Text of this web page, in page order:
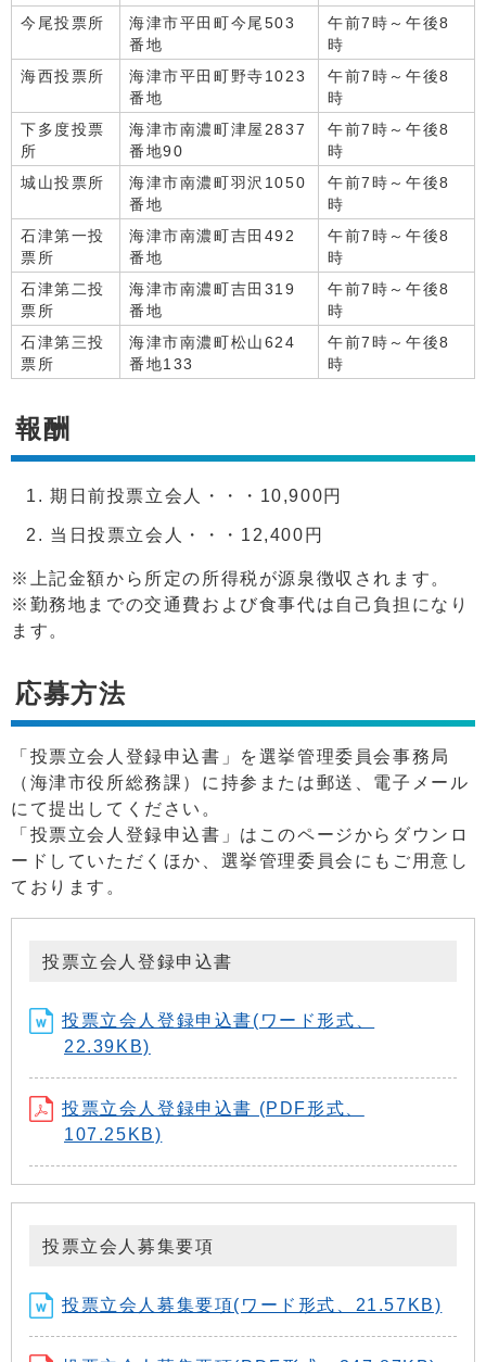
今尾投票所
海津市平田町今尾503
番地
午前7時～午後8
時
海西投票所
海津市平田町野寺1023
番地
午前7時～午後8
時
下多度投票
所
海津市南濃町津屋2837
番地90
午前7時～午後8
時
城山投票所
海津市南濃町羽沢1050
番地
午前7時～午後8
時
石津第一投
票所
海津市南濃町吉田492
番地
午前7時～午後8
時
石津第二投
票所
海津市南濃町吉田319
番地
午前7時～午後8
時
石津第三投
票所
海津市南濃町松山624
番地133
午前7時～午後8
時
報酬
期日前投票立会人・・・10,900円
当日投票立会人・・・12,400円
※上記金額から所定の所得税が源泉徴収されます。
※勤務地までの交通費および食事代は自己負担になり
ます。
応募方法
「投票立会人登録申込書」を選挙管理委員会事務局
（海津市役所総務課）に持参または郵送、電子メール
にて提出してください。
「投票立会人登録申込書」はこのページからダウンロ
ードしていただくほか、選挙管理委員会にもご用意し
ております。
投票立会人登録申込書
投票立会人登録申込書(ワード形式、
22.39KB)
投票立会人登録申込書 (PDF形式、
107.25KB)
投票立会人募集要項
投票立会人募集要項(ワード形式、21.57KB)